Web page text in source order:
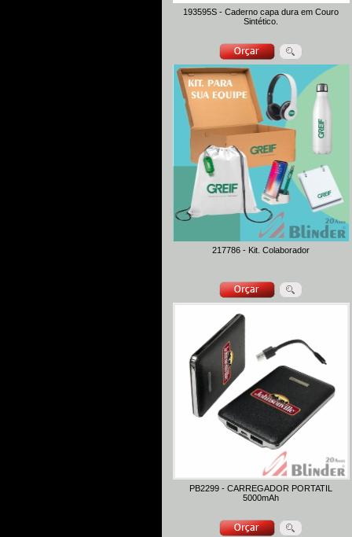
193595S - Caderno capa dura em Couro
Sintético.
217786 - Kit. Colaborador
PB2299 - CARREGADOR PORTATIL
5000mAh